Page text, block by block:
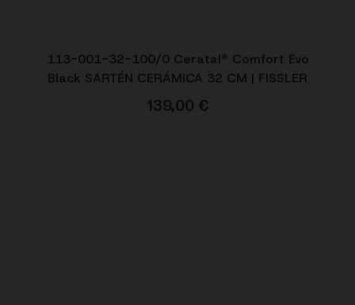
113-001-32-100/0 Ceratal® Comfort Evo
Black SARTÉN CERÁMICA 32 CM | FISSLER
139,00 €